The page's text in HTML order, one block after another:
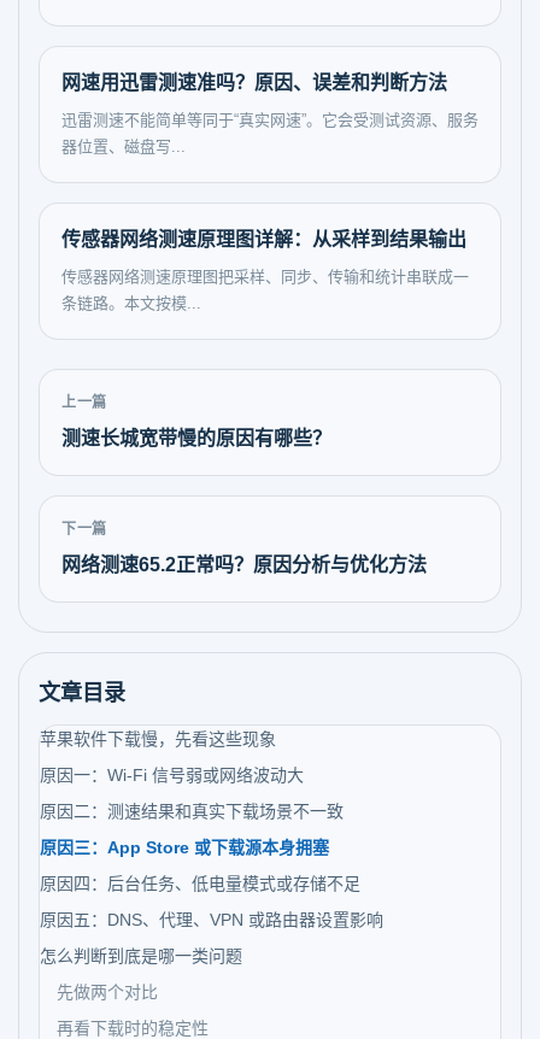
网速用迅雷测速准吗？原因、误差和判断方法
迅雷测速不能简单等同于“真实网速”。它会受测试资源、服务
器位置、磁盘写...
传感器网络测速原理图详解：从采样到结果输出
传感器网络测速原理图把采样、同步、传输和统计串联成一
条链路。本文按模...
上一篇
测速长城宽带慢的原因有哪些？
下一篇
网络测速65.2正常吗？原因分析与优化方法
文章目录
苹果软件下载慢，先看这些现象
原因一：Wi-Fi 信号弱或网络波动大
原因二：测速结果和真实下载场景不一致
原因三：App Store 或下载源本身拥塞
原因四：后台任务、低电量模式或存储不足
原因五：DNS、代理、VPN 或路由器设置影响
怎么判断到底是哪一类问题
先做两个对比
再看下载时的稳定性